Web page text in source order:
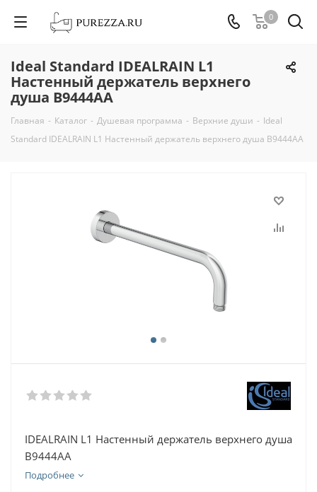
0
Ideal Standard IDEALRAIN L1
Настенный держатель верхнего
душа B9444AA
Главная - Каталог - Душевая программа - Верхние души - Ideal
Standard IDEALRAIN L1 Настенный держатель верхнего душа B9444AA
IDEALRAIN L1 Настенный держатель верхнего душа
B9444AA
Подробнее